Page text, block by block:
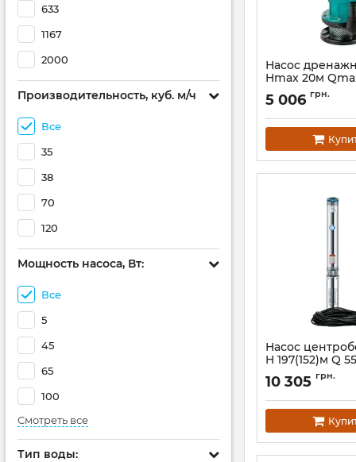
633
1167
2000
Производительность, куб. м/ч
Все
35
38
70
120
Мощность насоса, Вт:
Все
5
45
65
100
Смотреть все
Тип воды:
Насос
Hmax 20м
AQUATICA
(773233)
Артикул: 773233
5 006 грн.
Насос
H 197(152)м Q
Ø102мм 20м
AQUATICA
(778448)
Артикул:
10 305 грн.